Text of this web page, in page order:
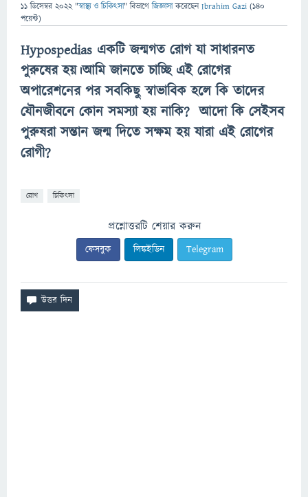
11 ডিসেম্বর 2022 "স্বাস্থ্য ও চিকিৎসা" বিভাগে জিজ্ঞাসাকরেছেনIbrahim Gazi (140
পয়েন্ট)
Hypospedias একটি জন্মগত রোগ যা সাধারনত
পুরুষের হয়।আমি জানতে চাচ্ছি এই রোগের
অপারেশনের পর সবকিছু স্বাভাবিক হলে কি তাদের
যৌনজীবনে কোন সমস্যা হয় নাকি? আদো কি সেইসব
পুরুষরা সন্তান জন্ম দিতে সক্ষম হয় যারা এই রোগের
রোগী?
রোগ চিকিৎসা
প্রশ্নোত্তরটি শেয়ার করুন
ফেসবুক লিঙ্কইডিন Telegram